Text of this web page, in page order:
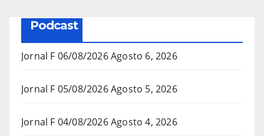
Podcast
Jornal F 06/08/2026Agosto 6, 2026
Jornal F 05/08/2026Agosto 5, 2026
Jornal F 04/08/2026Agosto 4, 2026